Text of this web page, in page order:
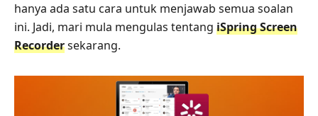
hanya ada satu cara untuk menjawab semua soalan
ini. Jadi, mari mula mengulas tentang iSpring Screen
Recordersekarang.